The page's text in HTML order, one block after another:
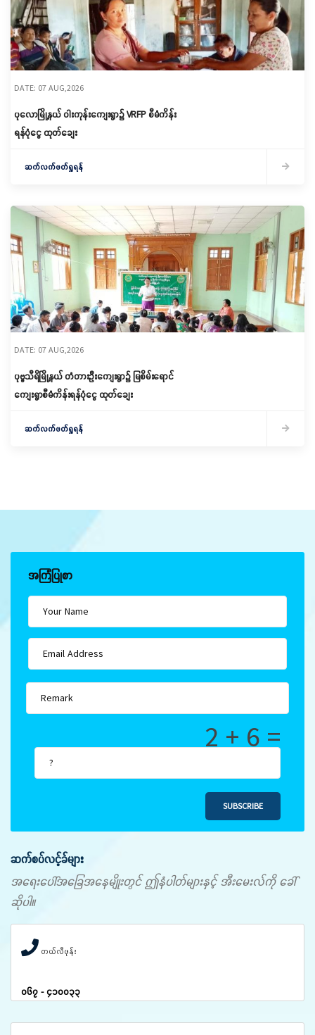
DATE: 07 AUG,2026
ပုလောမြို့နယ် ဝါးကုန်းကျေးရွာ၌ ‌VRFP စီမံကိန်း
ရန်ပုံငွေ ထုတ်ချေး
ဆက်လက်ဖတ်ရှုရန်
DATE: 07 AUG,2026
ပုဗ္ဗသီရိမြို့နယ် တံတားဦးကျေးရွာ၌ မြစိမ်းရောင်
ကျေးရွာစီမံကိန်းရန်ပုံငွေ ထုတ်ချေး
ဆက်လက်ဖတ်ရှုရန်
အကြံပြုစာ
2 + 6 =
SUBSCRIBE
ဆက်စပ်လင့်ခ်များ
အရေးပေါ်အခြေအနေမျိုးတွင် ဤနံပါတ်များနှင့် အီးမေးလ်ကို ခေါ်
ဆိုပါ။
တယ်လီဖုန်း
၀၆၇ - ၄၁၀၀၃၃